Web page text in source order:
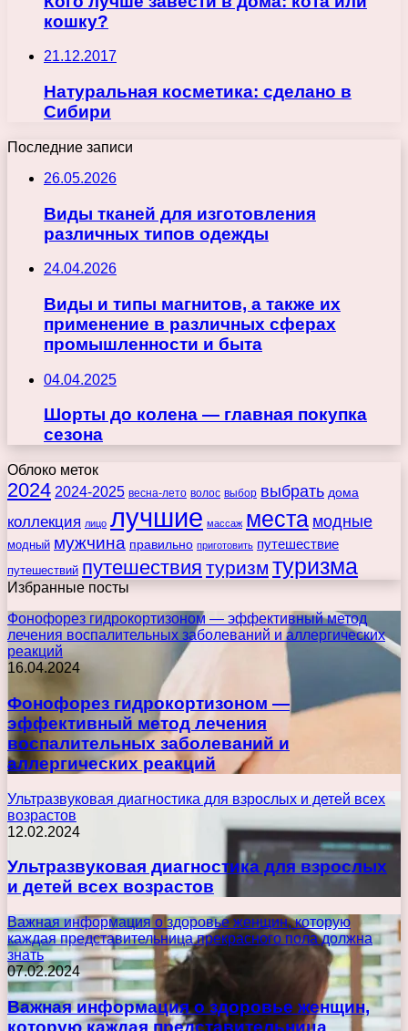
кошку?
21.12.2017
Натуральная косметика: сделано в
Сибири
Последние записи
26.05.2026
Виды тканей для изготовления
различных типов одежды
24.04.2026
Виды и типы магнитов, а также их
применение в различных сферах
промышленности и быта
04.04.2025
Шорты до колена — главная покупка
сезона
Облоко меток
2024 2024-2025 весна-лето волос выбор выбрать дома
коллекция лицо лучшие массаж места модные
модный мужчина правильно приготовить путешествие
путешествий путешествия туризм туризма
Избранные посты
Фонофорез гидрокортизоном — эффективный метод
лечения воспалительных заболеваний и аллергических
реакций
16.04.2024
Фонофорез гидрокортизоном —
эффективный метод лечения
воспалительных заболеваний и
аллергических реакций
Ультразвуковая диагностика для взрослых и детей всех
возрастов
12.02.2024
Ультразвуковая диагностика для взрослых
и детей всех возрастов
Важная информация о здоровье женщин, которую
каждая представительница прекрасного пола должна
знать
07.02.2024
Важная информация о здоровье женщин,
которую каждая представительница